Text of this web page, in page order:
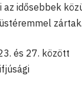
idősebbek
zártak.
és 27. között